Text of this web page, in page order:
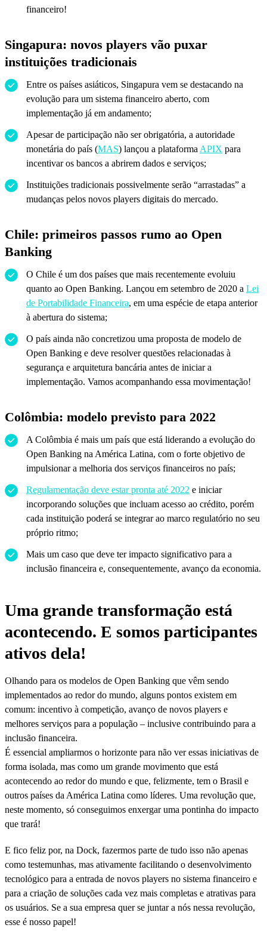
financeiro!
Singapura: novos players vão puxar
instituições tradicionais
Entre os países asiáticos, Singapura vem se destacando na
evolução para um sistema financeiro aberto, com
implementação já em andamento;
Apesar de participação não ser obrigatória, a autoridade
monetária do país (MAS) lançou a plataforma APIX para
incentivar os bancos a abrirem dados e serviços;
Instituições tradicionais possivelmente serão “arrastadas” a
mudanças pelos novos players digitais do mercado.
Chile: primeiros passos rumo ao Open
Banking
O Chile é um dos países que mais recentemente evoluiu
quanto ao Open Banking. Lançou em setembro de 2020 a Lei
de Portabilidade Financeira, em uma espécie de etapa anterior
à abertura do sistema;
O país ainda não concretizou uma proposta de modelo de
Open Banking e deve resolver questões relacionadas à
segurança e arquitetura bancária antes de iniciar a
implementação. Vamos acompanhando essa movimentação!
Colômbia: modelo previsto para 2022
A Colômbia é mais um país que está liderando a evolução do
Open Banking na América Latina, com o forte objetivo de
impulsionar a melhoria dos serviços financeiros no país;
Regulamentação deve estar pronta até 2022 e iniciar
incorporando soluções que incluam acesso ao crédito, porém
cada instituição poderá se integrar ao marco regulatório no seu
próprio ritmo;
Mais um caso que deve ter impacto significativo para a
inclusão financeira e, consequentemente, avanço da economia.
Uma grande transformação está
acontecendo. E somos participantes
ativos dela!
Olhando para os modelos de Open Banking que vêm sendo
implementados ao redor do mundo, alguns pontos existem em
comum: incentivo à competição, avanço de novos players e
melhores serviços para a população – inclusive contribuindo para a
inclusão financeira.
É essencial ampliarmos o horizonte para não ver essas iniciativas de
forma isolada, mas como um grande movimento que está
acontecendo ao redor do mundo e que, felizmente, tem o Brasil e
outros países da América Latina como líderes. Uma revolução que,
neste momento, só conseguimos enxergar uma pontinha do impacto
que trará!
E fico feliz por, na Dock, fazermos parte de tudo isso não apenas
como testemunhas, mas ativamente facilitando o desenvolvimento
tecnológico para a entrada de novos players no sistema financeiro e
para a criação de soluções cada vez mais completas e atrativas para
os usuários. Se a sua empresa quer se juntar a nós nessa revolução,
esse é nosso papel!